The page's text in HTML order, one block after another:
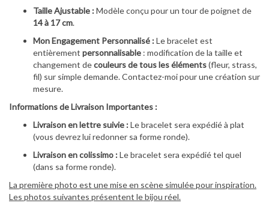
Taille Ajustable :Modèle conçu pour un tour de poignet de
14 à 17 cm.
Mon Engagement Personnalisé :Le bracelet est
entièrement personnalisable : modification de la taille et
changement decouleurs de tous les éléments(fleur, strass,
fil) sur simple demande. Contactez-moi pour une création sur
mesure.
Informations de Livraison Importantes :
Livraison en lettre suivie :Le bracelet sera expédié à plat
(vous devrez lui redonner sa forme ronde).
Livraison en colissimo :Le bracelet sera expédié tel quel
(dans sa forme ronde).
La première photo est une mise en scène simulée pour inspiration.
Les photos suivantes présentent le bijou réel.